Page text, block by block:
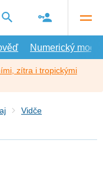
Numerický model
zítra i tropickými
Vidče